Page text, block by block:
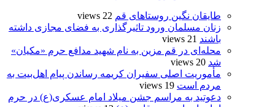
طایقان نگین روستاهای قم 22 views
زنان مسلمان ورود تاثیرگذاری به فضای مجازی داشته
باشند 21 views
محله‌ای در قم مزین به نام شهید مدافع حرم «مکیان»
شد 20 views
مأموریت اصلی سفیران کریمه رساندن پیام اهل‌بیت به
مردم است 19 views
دعوتید به مراسم جشن میلاد امام عسکری(ع) در حرم